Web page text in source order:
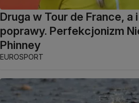
Druga w Tour de France, a
poprawy. Perfekcjonizm
Phinney
EUROSPORT